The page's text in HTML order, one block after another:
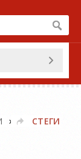
»
СТЕГИ